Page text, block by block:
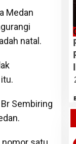
Medan
natal.
Sembiring